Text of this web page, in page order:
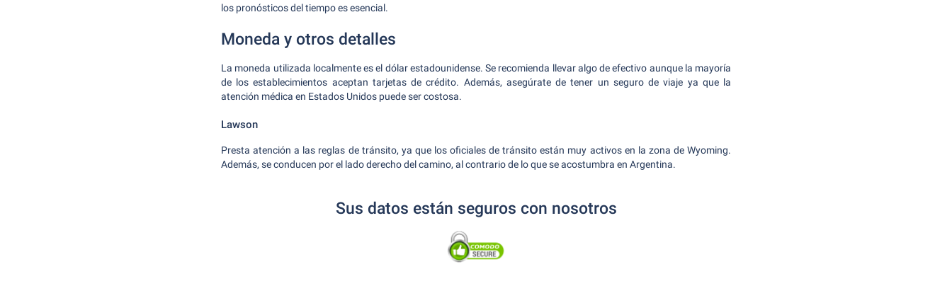
los pronósticos del tiempo es esencial.
Moneda y otros detalles
La moneda utilizada localmente es el dólar estadounidense. Se recomienda llevar algo de efectivo aunque la mayoría
de los establecimientos aceptan tarjetas de crédito. Además, asegúrate de tener un seguro de viaje ya que la
atención médica en Estados Unidos puede ser costosa.
Lawson
Presta atención a las reglas de tránsito, ya que los oficiales de tránsito están muy activos en la zona de Wyoming.
Además, se conducen por el lado derecho del camino, al contrario de lo que se acostumbra en Argentina.
Sus datos están seguros con nosotros